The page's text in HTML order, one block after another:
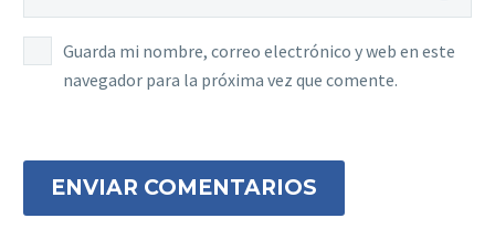
Guarda mi nombre, correo electrónico y web en este
navegador para la próxima vez que comente.
ENVIAR COMENTARIOS